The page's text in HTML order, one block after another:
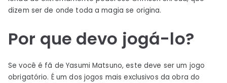
dizem ser de onde toda a magia se origina.
Por que devo jogá-lo?
Se você é fã de Yasumi Matsuno, este deve ser um jogo
obrigatório. É um dos jogos mais exclusivos da obra do